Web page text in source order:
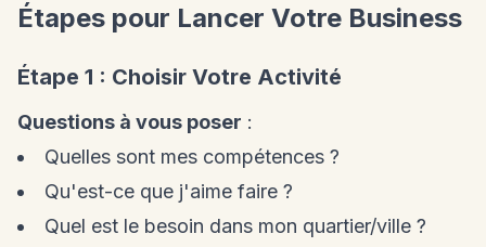
Étapes pour Lancer Votre Business
Étape 1 : Choisir Votre Activité
Questions à vous poser :
Quelles sont mes compétences ?
Qu'est-ce que j'aime faire ?
Quel est le besoin dans mon quartier/ville ?